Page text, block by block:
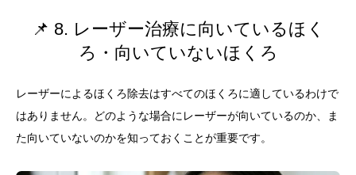
📌 8. レーザー治療に向いているほく
ろ・向いていないほくろ
レーザーによるほくろ除去はすべてのほくろに適しているわけで
はありません。どのような場合にレーザーが向いているのか、ま
た向いていないのかを知っておくことが重要です。